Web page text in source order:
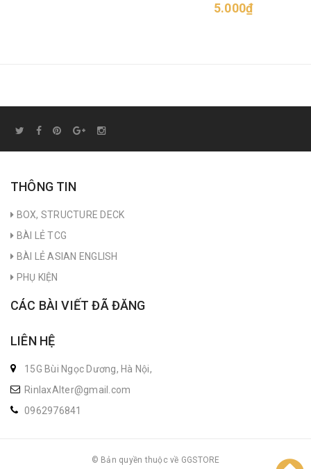
5.000₫
THÔNG TIN
BOX, STRUCTURE DECK
BÀI LẺ TCG
BÀI LẺ ASIAN ENGLISH
PHỤ KIỆN
CÁC BÀI VIẾT ĐÃ ĐĂNG
LIÊN HỆ
15G Bùi Ngọc Dương, Hà Nội,
RinlaxAlter@gmail.com
0962976841
© Bản quyền thuộc về GGSTORE